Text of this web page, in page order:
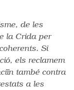
de les
la Crida per
Si
els reclamem
també contra
a les